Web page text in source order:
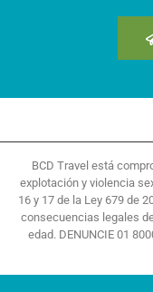
BCD Travel está
explotación y violencia
16 y 17 de la Ley 679 de
consecuencias legales
edad. DENUNCIE 01